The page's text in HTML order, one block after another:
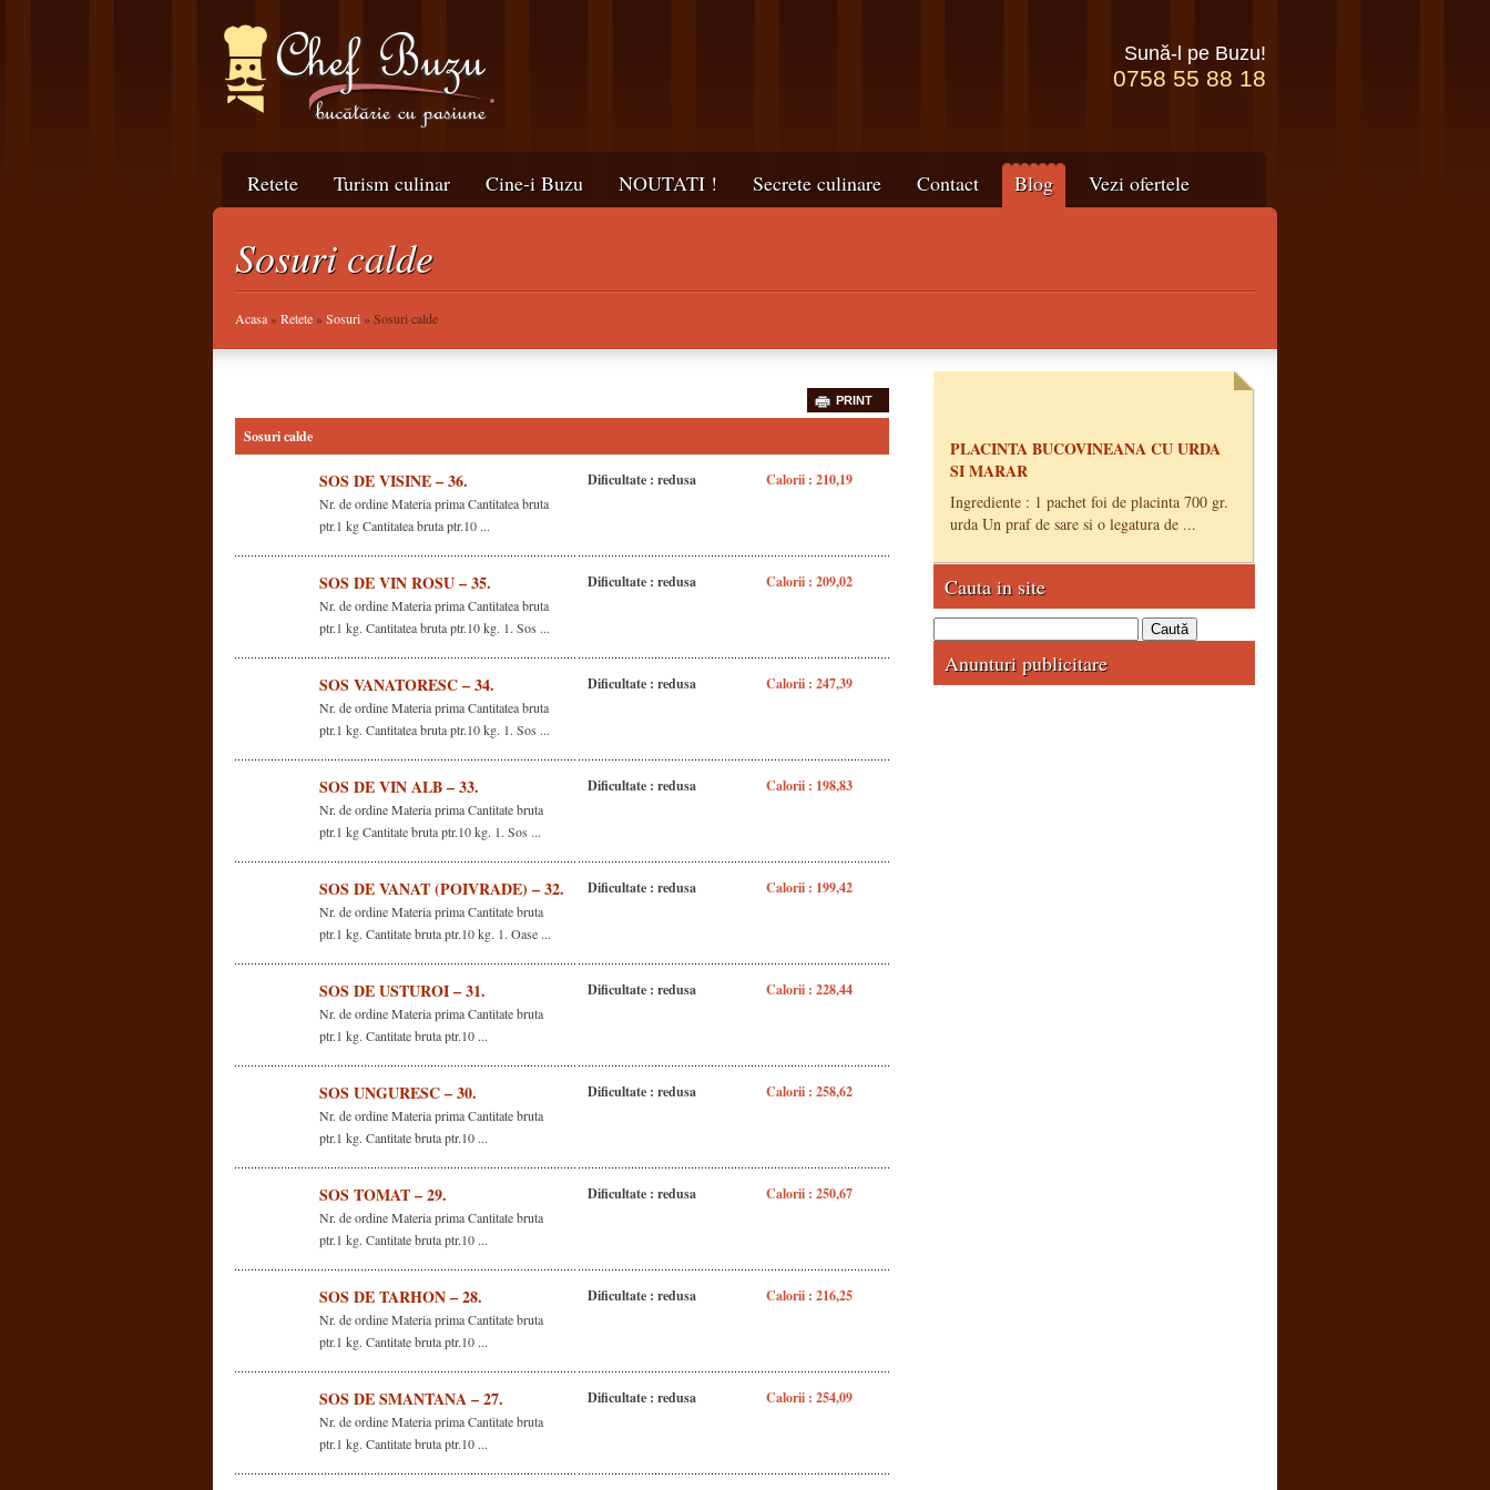
Sună-l pe Buzu!
0758 55 88 18
Retete Turism culinar Cine-i Buzu NOUTATI ! Secrete culinare Contact Blog Vezi ofertele
Sosuri calde
Acasa»Retete»Sosuri» Sosuri calde
PRINT
Sosuri calde
SOS DE VISINE – 36.
Nr. de ordine Materia prima Cantitatea bruta
ptr.1 kg Cantitatea bruta ptr.10 ...
Dificultate : redusa Calorii : 210,19
SOS DE VIN ROSU – 35.
Nr. de ordine Materia prima Cantitatea bruta
ptr.1 kg. Cantitatea bruta ptr.10 kg. 1. Sos ...
Dificultate : redusa Calorii : 209,02
SOS VANATORESC – 34.
Nr. de ordine Materia prima Cantitatea bruta
ptr.1 kg. Cantitatea bruta ptr.10 kg. 1. Sos ...
Dificultate : redusa Calorii : 247,39
SOS DE VIN ALB – 33.
Nr. de ordine Materia prima Cantitate bruta
ptr.1 kg Cantitate bruta ptr.10 kg. 1. Sos ...
Dificultate : redusa Calorii : 198,83
SOS DE VANAT (POIVRADE) – 32.
Nr. de ordine Materia prima Cantitate bruta
ptr.1 kg. Cantitate bruta ptr.10 kg. 1. Oase ...
Dificultate : redusa Calorii : 199,42
SOS DE USTUROI – 31.
Nr. de ordine Materia prima Cantitate bruta
ptr.1 kg. Cantitate bruta ptr.10 ...
Dificultate : redusa Calorii : 228,44
SOS UNGURESC – 30.
Nr. de ordine Materia prima Cantitate bruta
ptr.1 kg. Cantitate bruta ptr.10 ...
Dificultate : redusa Calorii : 258,62
SOS TOMAT – 29.
Nr. de ordine Materia prima Cantitate bruta
ptr.1 kg. Cantitate bruta ptr.10 ...
Dificultate : redusa Calorii : 250,67
SOS DE TARHON – 28.
Nr. de ordine Materia prima Cantitate bruta
ptr.1 kg. Cantitate bruta ptr.10 ...
Dificultate : redusa Calorii : 216,25
SOS DE SMANTANA – 27.
Nr. de ordine Materia prima Cantitate bruta
ptr.1 kg. Cantitate bruta ptr.10 ...
Dificultate : redusa Calorii : 254,09
PLACINTA BUCOVINEANA CU URDA
SI MARAR
Ingrediente : 1 pachet foi de placinta 700 gr.
urda Un praf de sare si o legatura de ...
Cauta in site
după:
Anunturi publicitare